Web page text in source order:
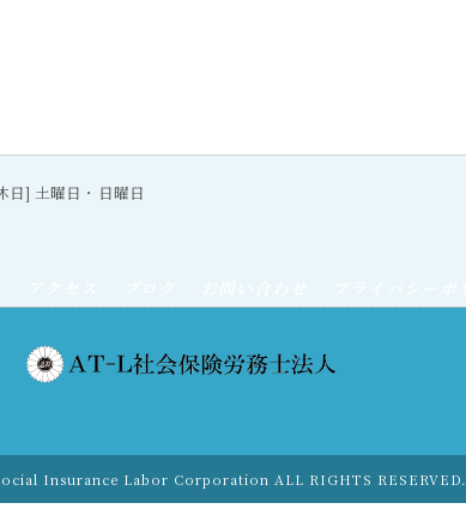
日] 土曜日・日曜日
Insurance Labor Corporation ALL RIGHTS RESERVED.